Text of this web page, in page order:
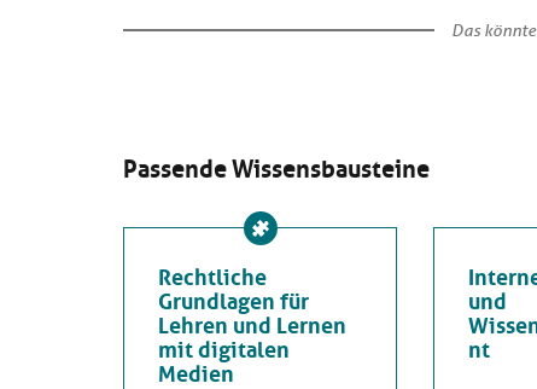
Das
Passende Wissensbausteine
Rechtliche
Grundlagen für
Lehren und Lernen
mit digitalen
Medien
und
nt